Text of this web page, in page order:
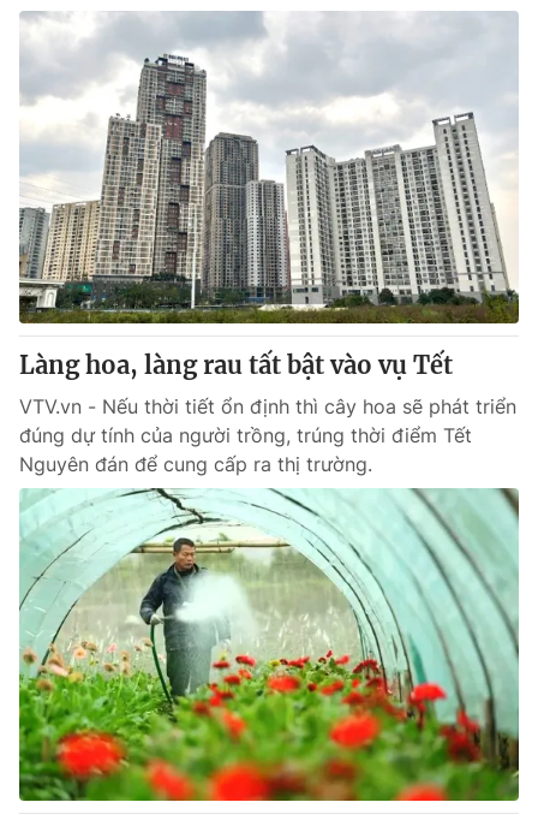
Làng hoa, làng rau tất bật vào vụ Tết
VTV.vn - Nếu thời tiết ổn định thì cây hoa sẽ phát triển
đúng dự tính của người trồng, trúng thời điểm Tết
Nguyên đán để cung cấp ra thị trường.